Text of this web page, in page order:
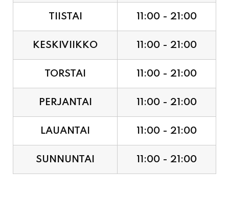
TIISTAI 11:00 - 21:00
KESKIVIIKKO 11:00 - 21:00
TORSTAI 11:00 - 21:00
PERJANTAI 11:00 - 21:00
LAUANTAI 11:00 - 21:00
SUNNUNTAI 11:00 - 21:00